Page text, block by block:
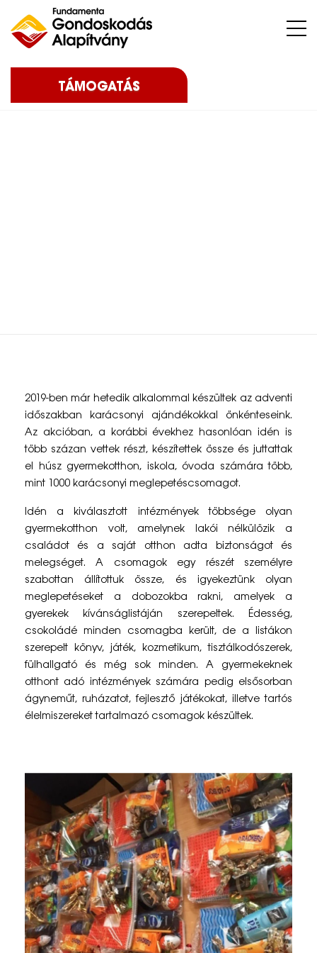
TÁMOGATÁS
a
r
á
c
s
o
n
y
i
a
d
o
m
n
g
y
ű
j
t
é
2019-ben már hetedik alkalommal készültek az adventi
időszakban karácsonyi ajándékokkal önkénteseink.
Az akcióban, a korábbi évekhez hasonlóan idén is
több százan vettek részt, készítettek össze és juttattak
el húsz gyermekotthon, iskola, óvoda számára több,
mint 1000 karácsonyi meglepetéscsomagot.
Idén a kiválasztott intézmények többsége olyan
gyermekotthon volt, amelynek lakói nélkülözik a
családot és a saját otthon adta biztonságot és
melegséget. A csomagok egy részét személyre
szabottan állítottuk össze, és igyekeztünk olyan
meglepetéseket a dobozokba rakni, amelyek a
gyerekek kívánságlistáján szerepeltek. Édesség,
csokoládé minden csomagba került, de a listákon
szerepelt könyv, játék, kozmetikum, tisztálkodószerek,
fülhallgató és még sok minden. A gyermekeknek
otthont adó intézmények számára pedig elsősorban
ágyneműt, ruházatot, fejlesztő játékokat, illetve tartós
élelmiszereket tartalmazó csomagok készültek.